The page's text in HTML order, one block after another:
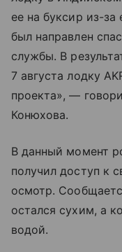
ее на буксир из-
был направлен
службы. В
7 августа лодку
проекта», —
Конюхова.
В данный момент
получил доступ к
осмотр.
остался сухим, а
водой.